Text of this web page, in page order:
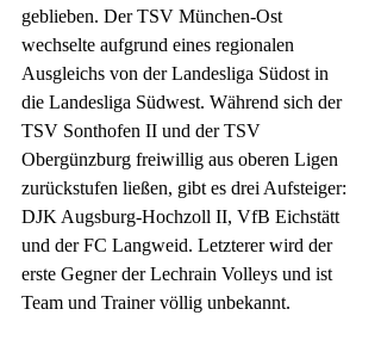
geblieben. Der TSV München-Ost
wechselte aufgrund eines regionalen
Ausgleichs von der Landesliga Südost in
die Landesliga Südwest. Während sich der
TSV Sonthofen II und der TSV
Obergünzburg freiwillig aus oberen Ligen
zurückstufen ließen, gibt es drei Aufsteiger:
DJK Augsburg-Hochzoll II, VfB Eichstätt
und der FC Langweid. Letzterer wird der
erste Gegner der Lechrain Volleys und ist
Team und Trainer völlig unbekannt.